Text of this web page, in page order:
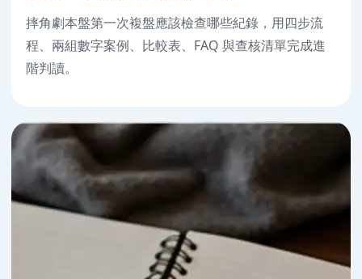
摔角劇本盤第一次複盤應該檢查哪些紀錄，用四步流
程、兩組數字案例、比較表、FAQ 與查核清單完成進
階判讀。